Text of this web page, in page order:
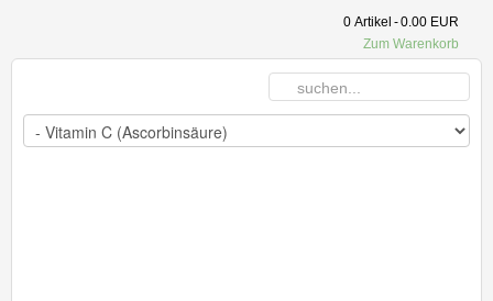
0 Artikel -0.00 EUR
Zum Warenkorb